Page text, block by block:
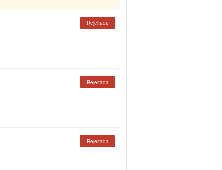
Rejeitada
Rejeitada
Rejeitada